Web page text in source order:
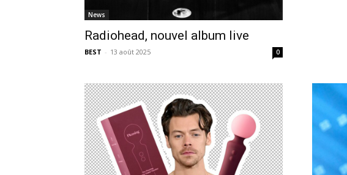
News
Radiohead, nouvel album live
BEST - 13 août 2025 0